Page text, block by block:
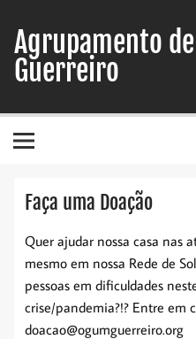
content
Agrupamento
Guerreiro
Faça uma Doação
Quer ajudar nossa casa nas
mesmo em nossa Rede de
pessoas em dificuldades
crise/pandemia?!? Entre em
doacao@ogumguerreiro.org